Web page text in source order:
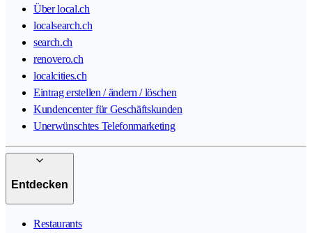
Über local.ch
localsearch.ch
search.ch
renovero.ch
localcities.ch
Eintrag erstellen / ändern / löschen
Kundencenter für Geschäftskunden
Unerwünschtes Telefonmarketing
Entdecken
Restaurants